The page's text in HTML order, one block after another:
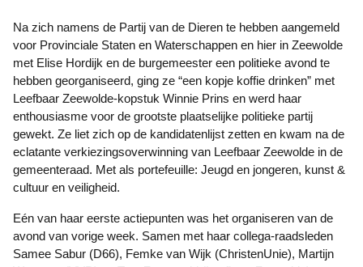
Na zich namens de Partij van de Dieren te hebben aangemeld
voor Provinciale Staten en Waterschappen en hier in Zeewolde
met Elise Hordijk en de burgemeester een politieke avond te
hebben georganiseerd, ging ze “een kopje koffie drinken” met
Leefbaar Zeewolde-kopstuk Winnie Prins en werd haar
enthousiasme voor de grootste plaatselijke politieke partij
gewekt. Ze liet zich op de kandidatenlijst zetten en kwam na de
eclatante verkiezingsoverwinning van Leefbaar Zeewolde in de
gemeenteraad. Met als portefeuille: Jeugd en jongeren, kunst &
cultuur en veiligheid.
Eén van haar eerste actiepunten was het organiseren van de
avond van vorige week. Samen met haar collega-raadsleden
Samee Sabur (D66), Femke van Wijk (ChristenUnie), Martijn